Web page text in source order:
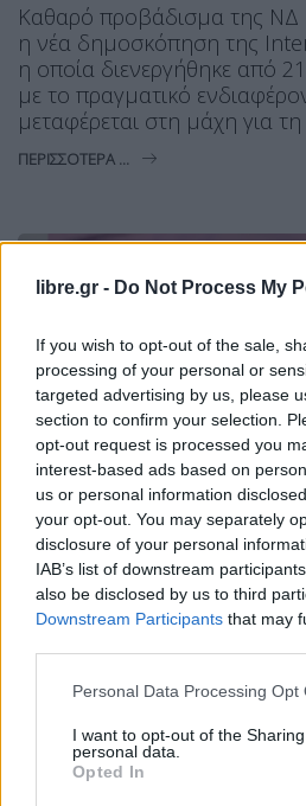
libre.gr - Do Not Process My
If you wish to opt-out of the sale,
processing of your personal or
targeted advertising by us, please
section to confirm your selection.
opt-out request is processed you
interest-based ads based on
us or personal information
your opt-out. You may separately
disclosure of your personal
IAB’s list of downstream
also be disclosed by us to third
Downstream Participants that may
Personal Data Processing Opt
I want to opt-out of the
personal data.
Opted In
Καθαρό προβάδισμα της ΝΔ
η νέα δημοσκόπηση της
η οποία διενεργήθηκε από
με το πραγματικό
μεταφέρεται στη μάχη για
ΠΕΡΙΣΣΌΤΕΡΑ ...
MIRROR ΠΟΛΙΤΙΚΉ
Interview: Πρωτιά με